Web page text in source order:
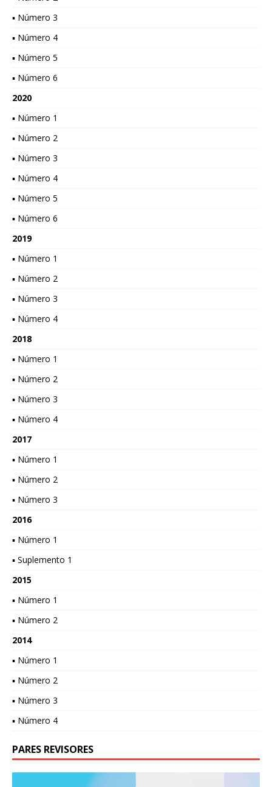
▪ Número 3
▪ Número 4
▪ Número 5
▪ Número 6
2020
▪ Número 1
▪ Número 2
▪ Número 3
▪ Número 4
▪ Número 5
▪ Número 6
2019
▪ Número 1
▪ Número 2
▪ Número 3
▪ Número 4
2018
▪ Número 1
▪ Número 2
▪ Número 3
▪ Número 4
2017
▪ Número 1
▪ Número 2
▪ Número 3
2016
▪ Número 1
▪ Suplemento 1
2015
▪ Número 1
▪ Número 2
2014
▪ Número 1
▪ Número 2
▪ Número 3
▪ Número 4
PARES REVISORES